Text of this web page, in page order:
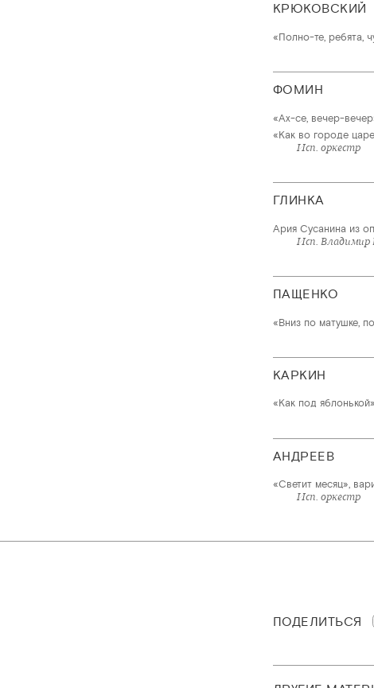
КРЮКОВСКИЙ
«Полно-те, ребята,
ФОМИН
«Ах-се, вечер-
«Как во городе
Исп. оркестр
ГЛИНКА
Ария Сусанина из
Исп. Владимир
ПАЩЕНКО
«Вниз по матушке,
КАРКИН
«Как под
АНДРЕЕВ
«Светит месяц»,
Исп. оркестр
ПОДЕЛИТЬСЯ